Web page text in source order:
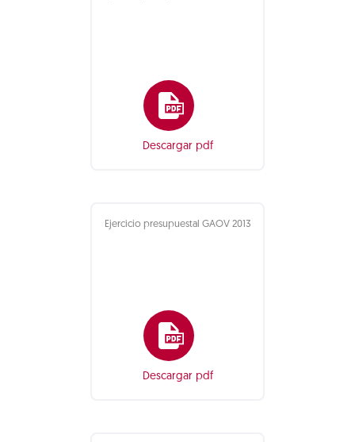
Descargar pdf
Ejercicio presupuestal GAOV 2013
Descargar pdf